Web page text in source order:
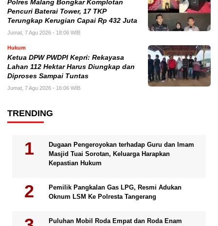
Polres Malang Bongkar Komplotan
Pencuri Baterai Tower, 17 TKP
Terungkap Kerugian Capai Rp 432 Juta
Jumat, 7 Agu 2026 - 18:06 WIB
Hukum
Ketua DPW PWDPI Kepri: Rekayasa
Lahan 112 Hektar Harus Diungkap dan
Diproses Sampai Tuntas
Jumat, 7 Agu 2026 - 16:06 WIB
TRENDING
Dugaan Pengeroyokan terhadap Guru dan Imam
Masjid Tuai Sorotan, Keluarga Harapkan
Kepastian Hukum
Pemilik Pangkalan Gas LPG, Resmi Adukan
Oknum LSM Ke Polresta Tangerang
Puluhan Mobil Roda Empat dan Roda Enam